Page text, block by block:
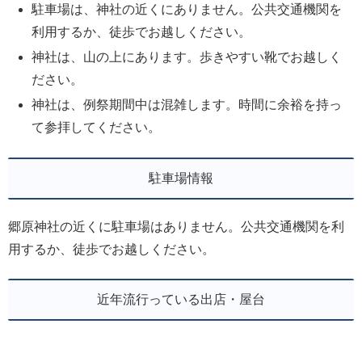
駐車場は、神社の近くにありません。公共交通機関を
利用するか、徒歩でお越しください。
神社は、山の上にあります。歩きやすい靴でお越しく
ださい。
神社は、例祭期間中は混雑します。時間に余裕を持っ
て参拝してください。
駐車場情報
郷原神社の近くに駐車場はありません。公共交通機関を利
用するか、徒歩でお越しください。
近年流行っている出店・屋台